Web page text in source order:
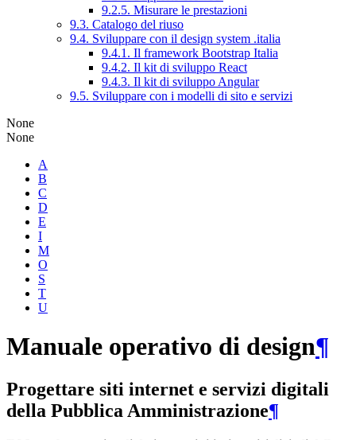
9.2.5. Misurare le prestazioni
9.3. Catalogo del riuso
9.4. Sviluppare con il design system .italia
9.4.1. Il framework Bootstrap Italia
9.4.2. Il kit di sviluppo React
9.4.3. Il kit di sviluppo Angular
9.5. Sviluppare con i modelli di sito e servizi
None
None
A
B
C
D
E
I
M
O
S
T
U
Manuale operativo di design¶
Progettare siti internet e servizi digitali
della Pubblica Amministrazione¶